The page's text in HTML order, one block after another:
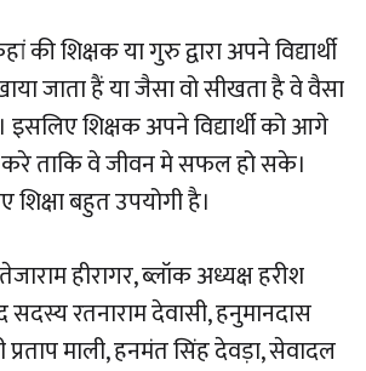
की शिक्षक या गुरु द्वारा अपने विद्यार्थी
जाता हैं या जैसा वो सीखता है वे वैसा
इसलिए शिक्षक अपने विद्यार्थी को आगे
करे ताकि वे जीवन मे सफल हो सके।
बहुत उपयोगी है।
हीरागर, ब्लॉक अध्यक्ष हरीश
सदस्य रतनाराम देवासी, हनुमानदास
माली, हनमंत सिंह देवड़ा, सेवादल